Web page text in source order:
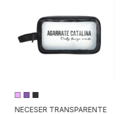
NECESER TRANSPARENTE